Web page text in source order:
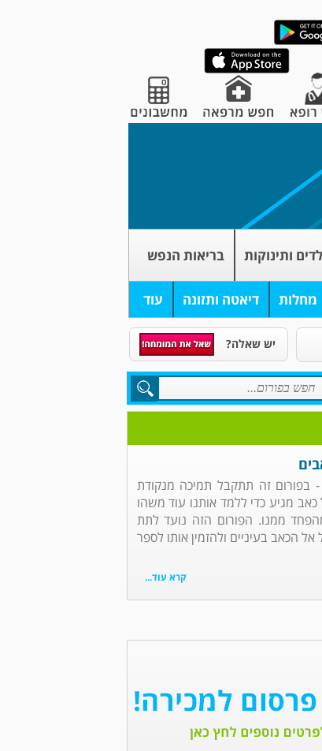
ותינוקות בריאות הנפש
מחלות דיאטה ותזונה עוד
יש שאלה?
בפורום זה תתקבל תמיכה מנקודת
מגיע כדי ללמד אותנו עוד משהו
ממנו. הפורום הזה נועד לתת
הכאב בעיניים ולהזמין אותו לספר
קרא עוד...